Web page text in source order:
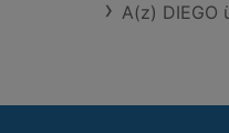
A(z) DIEGO